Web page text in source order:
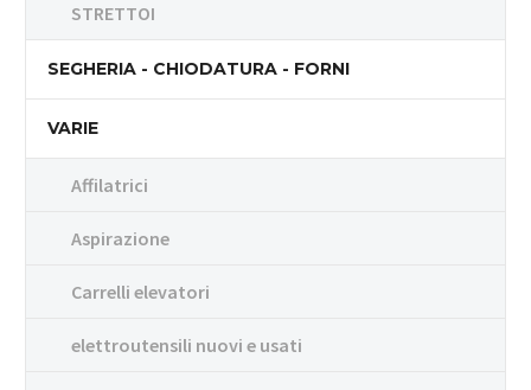
STRETTOI
SEGHERIA - CHIODATURA - FORNI
VARIE
Affilatrici
Aspirazione
Carrelli elevatori
elettroutensili nuovi e usati